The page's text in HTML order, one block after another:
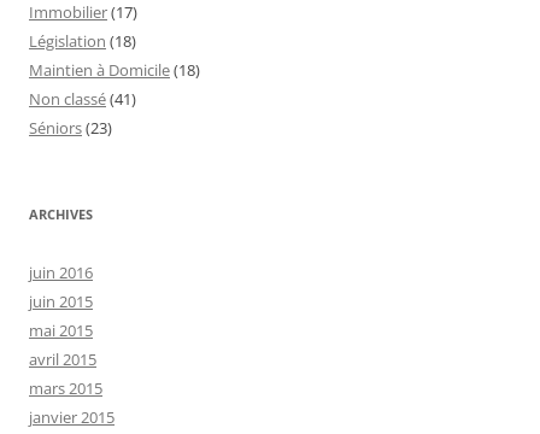
Immobilier(17)
Législation (18)
Maintien à Domicile(18)
Non classé(41)
Séniors(23)
ARCHIVES
juin 2016
juin 2015
mai 2015
avril 2015
mars 2015
janvier 2015